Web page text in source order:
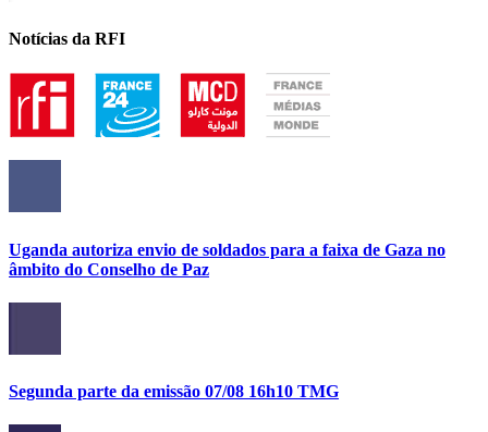
Notícias da RFI
Uganda autoriza envio de soldados para a faixa de Gaza no
âmbito do Conselho de Paz
Segunda parte da emissão 07/08 16h10 TMG